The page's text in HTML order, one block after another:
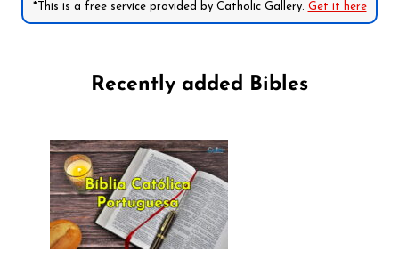
*This is a free service provided by Catholic Gallery. Get it here
Recently added Bibles